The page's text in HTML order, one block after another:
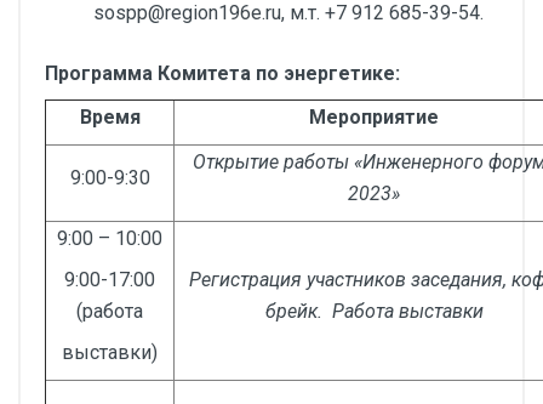
sospp@region196e.ru, м.т. +7 912 685-39-54.
Программа Комитета по энергетике:
Время
Мероприятие
9:00-9:30
Открытие работы «Инженерного
2023»
9:00 – 10:00
9:00-17:00
(работа
выставки)
Регистрация участников заседания,
брейк. Работа выставки